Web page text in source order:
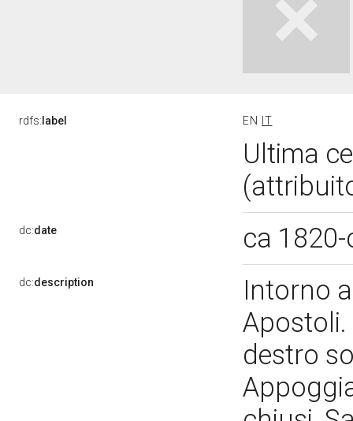
rdfs: label EN IT
Ultima
dc:date ca
dc:description
Intorno
destro